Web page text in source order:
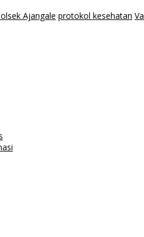
Ajangale protokol kesehatan